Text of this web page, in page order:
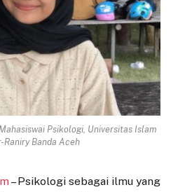
Psikologi, Universitas Islam
Raniry Banda Aceh
– Psikologi sebagai ilmu yang